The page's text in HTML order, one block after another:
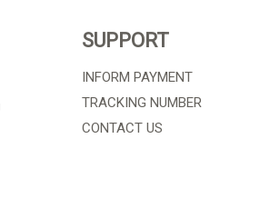
SUPPORT
INFORM PAYMENT
TRACKING NUMBER
CONTACT US